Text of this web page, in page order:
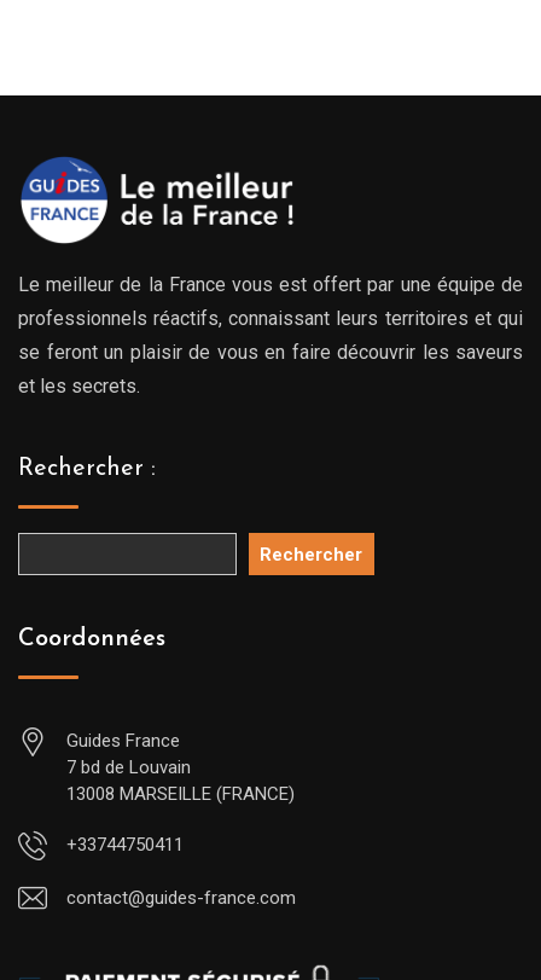
Le meilleur de la France vous est offert par une équipe de
professionnels réactifs, connaissant leurs territoires et qui
se feront un plaisir de vous en faire découvrir les saveurs
et les secrets.
Rechercher :
Rechercher
Coordonnées
Guides France
7 bd de Louvain
13008 MARSEILLE (FRANCE)
+33744750411
contact@guides-france.com